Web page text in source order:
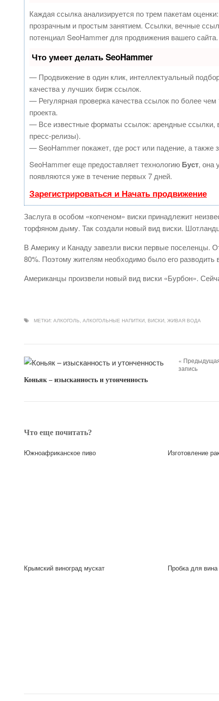
Каждая ссылка анализируется по трем пакетам
прозрачным и простым занятием. Ссылки, вечные
потенциал SeoHammer для продвижения вашего сайта.
Что умеет делать SeoHammer
— Продвижение в один клик, интеллектуальный
качества у лучших бирж ссылок.
— Регулярная проверка качества ссылок по более
проекта.
— Все известные форматы ссылок: арендные ссылки,
пресс-релизы).
— SeoHammer покажет, где рост или падение, а также
SeoHammer еще предоставляет технологию Буст, она
появляются уже в течение первых 7 дней.
Зарегистрироваться и Начать продвижение
Заслуга в особом «копченом» виски принадлежит
торфяном дыму. Так создали новый вид виски.
В Америку и Канаду завезли виски первые поселенцы.
80%. Поэтому жителям необходимо было его разводить
Американцы произвели новый вид виски «Бурбон».
МЕТКИ: АЛКОГОЛЬ, АЛКОГОЛЬНЫЕ НАПИТКИ, ВИСКИ, ЖИВАЯ ВОДА
«
запись
Коньяк – изысканность и утонченность
Что еще почитать?
Южноафриканское пиво Изготовление
Крымский виноград мускат Пробка для вина